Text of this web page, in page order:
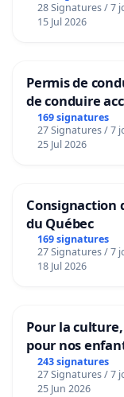
28 Signatures / 7
15 Jul 2026
Permis de
de conduire
Bruxelles
169 signatures
27 Signatures / 7
25 Jul 2026
Consignaction
du Québec
169 signatures
27 Signatures / 7
18 Jul 2026
Pour la
pour nos
243 signatures
27 Signatures / 7
25 Jun 2026